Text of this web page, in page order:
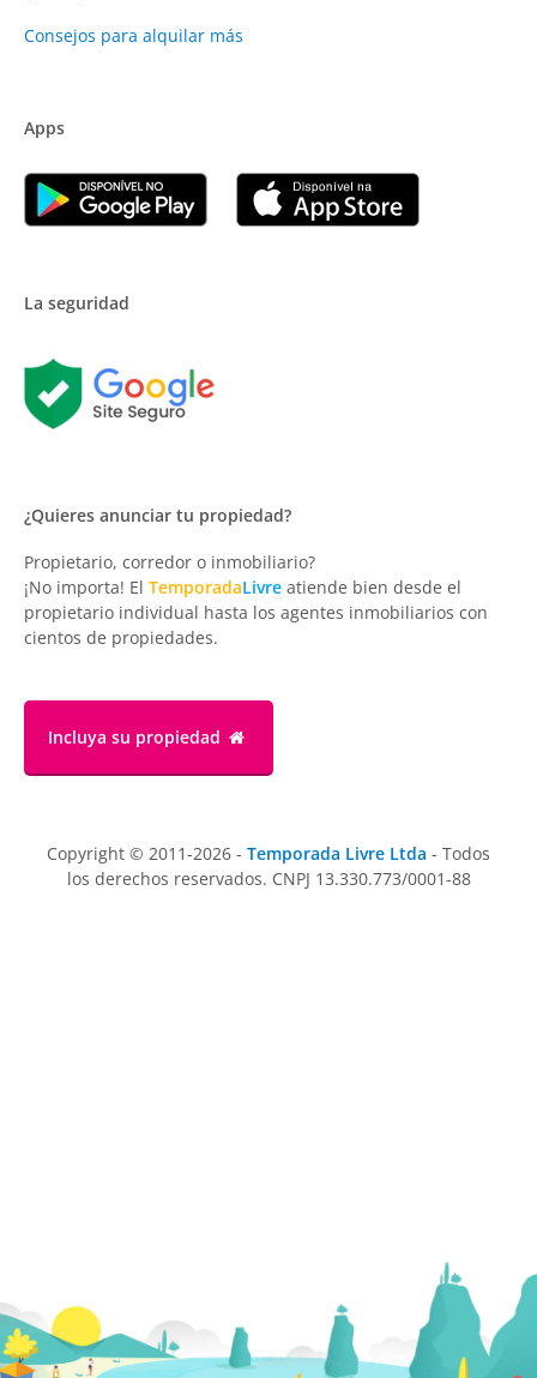
Consejos para alquilar más
Apps
La seguridad
¿Quieres anunciar tu propiedad?
Propietario, corredor o inmobiliario?
¡No importa! El TemporadaLivre atiende bien desde el
propietario individual hasta los agentes inmobiliarios con
cientos de propiedades.
Incluya su propiedad
Copyright © 2011-2026 - Temporada Livre Ltda - Todos
los derechos reservados. CNPJ 13.330.773/0001-88